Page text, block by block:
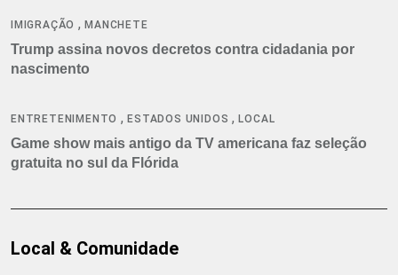
IMIGRAÇÃO ,MANCHETE
Trump assina novos decretos contra cidadania por
nascimento
ENTRETENIMENTO ,ESTADOS UNIDOS ,LOCAL
Game show mais antigo da TV americana faz seleção
gratuita no sul da Flórida
Local & Comunidade